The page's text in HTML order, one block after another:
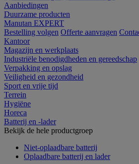
Aanbiedingen
Duurzame producten
Manutan EXPERT
Bestelling volgen Offerte aanvragen
Kantoor
Magazijn en werkplaats
Industriële benodigdheden en gereedschap
Verpakking en opslag
Veiligheid en gezondheid
Sport en vrije tijd
Terrein
Hygiëne
Horeca
Batterij en -lader
Bekijk de hele productgroep
Niet-oplaadbare batterij
Oplaadbare batterij en lader